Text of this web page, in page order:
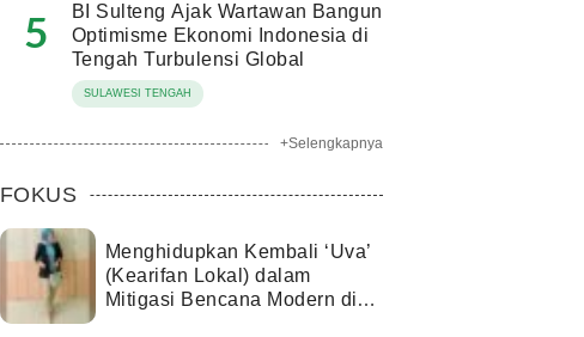
5
BI Sulteng Ajak Wartawan Bangun
Optimisme Ekonomi Indonesia di
Tengah Turbulensi Global
SULAWESI TENGAH
+Selengkapnya
FOKUS
Menghidupkan Kembali ‘Uva’
(Kearifan Lokal) dalam
Mitigasi Bencana Modern di